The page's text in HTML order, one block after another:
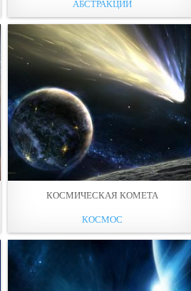
АБСТРАКЦИИ
КОСМИЧЕСКАЯ КОМЕТА
КОСМОС